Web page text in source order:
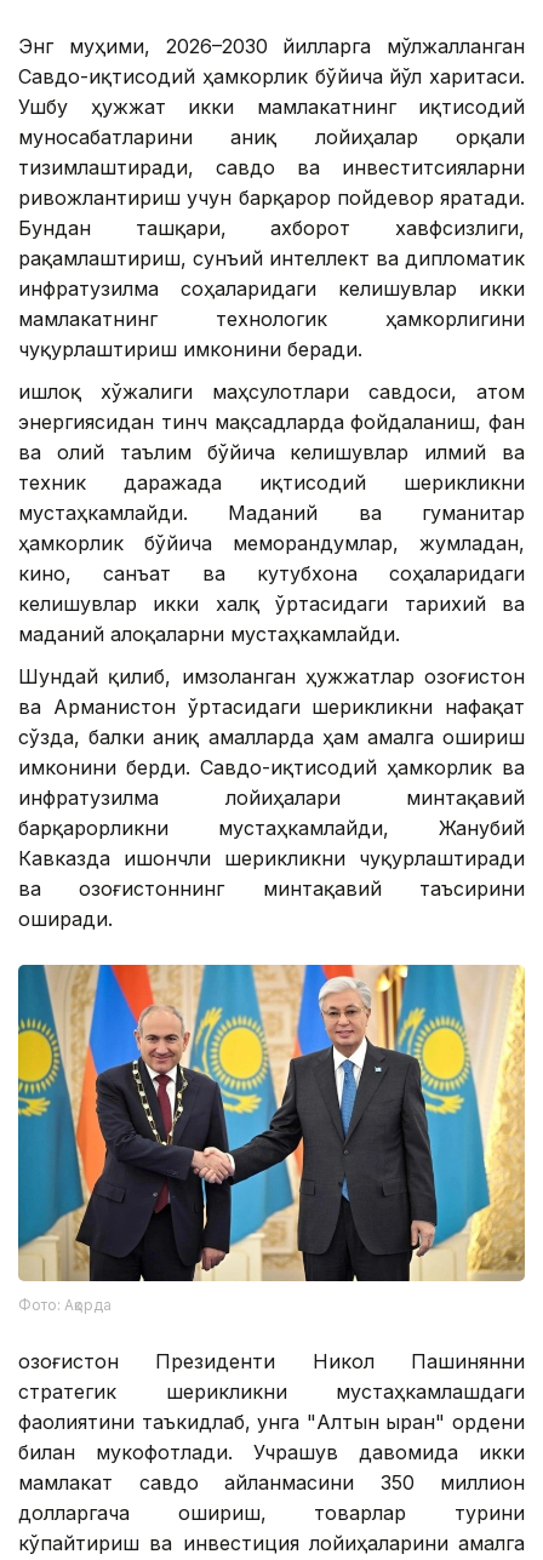
Энг муҳими, 2026–2030 йилларга мўлжалланган
Савдо-иқтисодий ҳамкорлик бўйича йўл харитаси.
Ушбу ҳужжат икки мамлакатнинг иқтисодий
муносабатларини аниқ лойиҳалар орқали
тизимлаштиради, савдо ва инвеститсияларни
ривожлантириш учун барқарор пойдевор яратади.
Бундан ташқари, ахборот хавфсизлиги,
рақамлаштириш, сунъий интеллект ва дипломатик
инфратузилма соҳаларидаги келишувлар икки
мамлакатнинг технологик ҳамкорлигини
чуқурлаштириш имконини беради.
Қишлоқ хўжалиги маҳсулотлари савдоси, атом
энергиясидан тинч мақсадларда фойдаланиш, фан
ва олий таълим бўйича келишувлар илмий ва
техник даражада иқтисодий шерикликни
мустаҳкамлайди. Маданий ва гуманитар
ҳамкорлик бўйича меморандумлар, жумладан,
кино, санъат ва кутубхона соҳаларидаги
келишувлар икки халқ ўртасидаги тарихий ва
маданий алоқаларни мустаҳкамлайди.
Шундай қилиб, имзоланган ҳужжатлар Қозоғистон
ва Арманистон ўртасидаги шерикликни нафақат
сўзда, балки аниқ амалларда ҳам амалга ошириш
имконини берди. Савдо-иқтисодий ҳамкорлик ва
инфратузилма лойиҳалари минтақавий
барқарорликни мустаҳкамлайди, Жанубий
Кавказда ишончли шерикликни чуқурлаштиради
ва Қозоғистоннинг минтақавий таъсирини
оширади.
Фото: Ақорда
Қозоғистон Президенти Никол Пашинянни
стратегик шерикликни мустаҳкамлашдаги
фаолиятини таъкидлаб, унга "Алтын Қыран" ордени
билан мукофотлади. Учрашув давомида икки
мамлакат савдо айланмасини 350 миллион
долларгача ошириш, товарлар турини
кўпайтириш ва инвестиция лойиҳаларини амалга